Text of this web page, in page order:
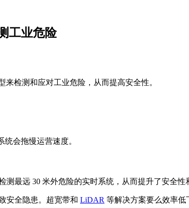
工业危险
来检测和应对工业危险，从而提高安全性。
会拖慢运营速度。
最远 30 米外危险的实时系统，从而提升了安全性
安全隐患。超宽带和 LiDAR 等解决方案要么效率低